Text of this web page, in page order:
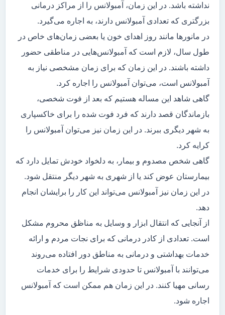
نداشته باشد. در این زمان، آمبولانس را از مراکز درمانی
بزرگتری که تعدادی آمبولانس دارند، به اجاره می‌گیرد.
در مانور‌ها مانند روز اهدای خون یا بعضی زمان‌های خاص در
طول سال، لازم است که آمبولانس‌هایی در مناطقی حضور
داشته باشند. در این زمان که برای زمان مشخصی نیاز به
آمبولانس است، می‌توان آمبولانس را اجاره کرد.
گاهی شاهد این مساله هستیم که بعد از فوت شخصی،
بازماندگان قصد دارند که فرد فوت شده را برای خاکسپاری
به شهر دیگری ببرند. در این زمان نیز می‌توان آمبولانس را
کرایه کرد.
گاهی شخص مصدوم و بیمار، به دلخواد خودش تمایل دارد که
بیمارستان عوض کند یا از شهری به شهر دیگر منتقل شود.
در این زمان نیز آمبولانس می‌تواند این کار را برایشان انجام
دهد.
از آنجایی که انتقال ابزار و وسایل به مناظق محروم مشکل
است. تعدادی از کادر درمانی که برای نجات مردم و ارائه
خدمات بهداشتی و درمانی به مناطق دور افتاده می‌روند
می‌توانند با آمبولانس تا حدودی شرایط را برای خدمات
رسانی مهیا کنند. در این زمان هم ممکن است که آمبولانس
اجاره شود.